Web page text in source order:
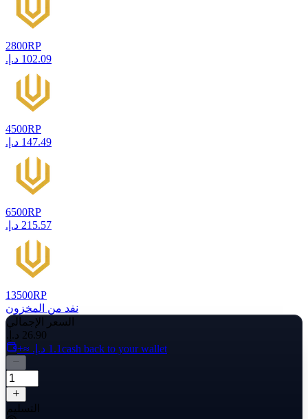
2800RP
4500RP
6500RP
13500RP
نفد من المخزون
السعر الإجمالي
cash back to your wallet
التسليم